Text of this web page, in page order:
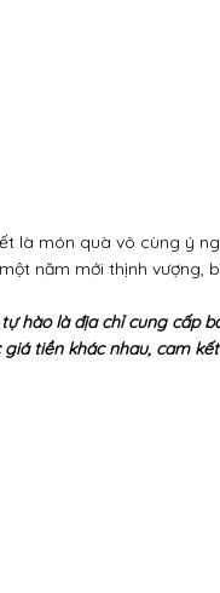
là món quà vô cùng ý
năm mới thịnh vượng,
hào là địa chỉ cung cấp
tiền khác nhau, cam